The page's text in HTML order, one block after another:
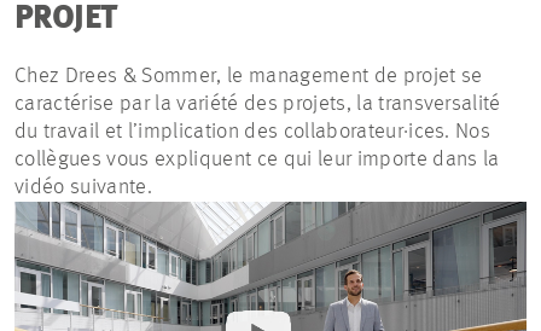
PROJET
Chez Drees & Sommer, le management de projet se
caractérise par la variété des projets, la transversalité
du travail et l’implication des collaborateur·ices. Nos
collègues vous expliquent ce qui leur importe dans la
vidéo suivante.